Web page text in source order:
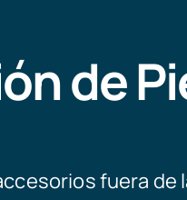
de
fuera de